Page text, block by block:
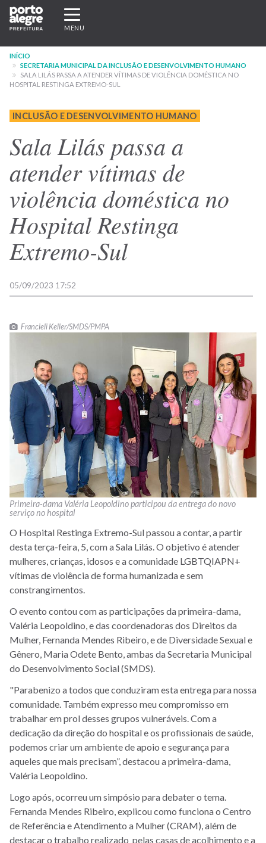
Pular
para
conteúdo
principal
Expandir/recolher
navegação
MENU
INÍCIO
SECRETARIA MUNICIPAL DA INCLUSÃO E DESENVOLVIMENTO HUMANO
SALA LILÁS PASSA A ATENDER VÍTIMAS DE VIOLÊNCIA DOMÉSTICA NO
HOSPITAL RESTINGA EXTREMO-SUL
INCLUSÃO E DESENVOLVIMENTO HUMANO
Sala Lilás passa a
atender vítimas de
violência doméstica no
Hospital Restinga
Extremo-Sul
05/09/2023 17:52
Francieli Keller/SMDS/PMPA
Primeira-dama Valéria Leopoldino participou da entrega do novo
serviço no hospital
O Hospital Restinga Extremo-Sul passou a contar, a partir
desta terça-feira, 5, com a Sala Lilás. O objetivo é atender
mulheres, crianças, idosos e a comunidade LGBTQIAPN+
vítimas de violência de forma humanizada e sem
constrangimentos.
O evento contou com as participações da primeira-dama,
Valéria Leopoldino, e das coordenadoras dos Direitos da
Mulher, Fernanda Mendes Ribeiro, e de Diversidade Sexual e
Gênero, Maria Odete Bento, ambas da Secretaria Municipal
do Desenvolvimento Social (SMDS).
"Parabenizo a todos que conduziram esta entrega para nossa
comunidade. Também expresso meu compromisso em
trabalhar em prol desses grupos vulneráveis. Com a
dedicação da direção do hospital e os profissionais de saúde,
podemos criar um ambiente de apoio e segurança para
aqueles que mais precisam”, destacou a primeira-dama,
Valéria Leopoldino.
Logo após, ocorreu um simpósio para debater o tema.
Fernanda Mendes Ribeiro, explicou como funciona o Centro
de Referência e Atendimento a Mulher (CRAM), além de
destacar o trabalho realizado pelas casas de acolhimento e a